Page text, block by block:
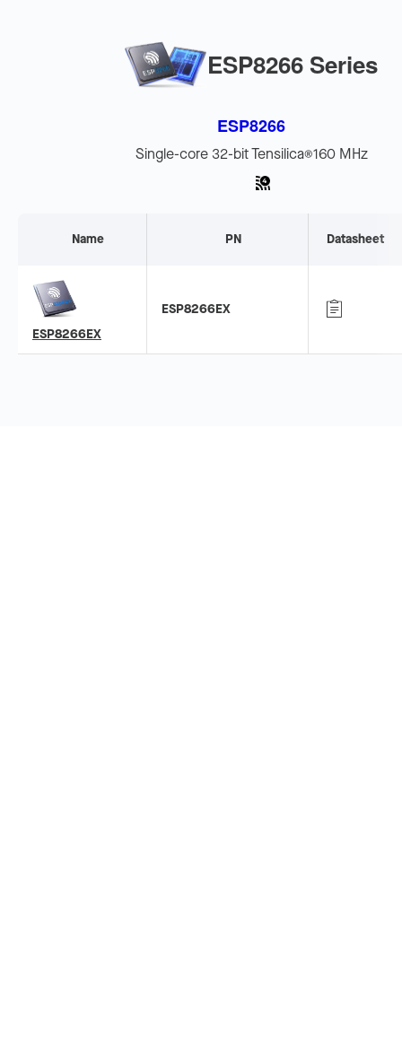
ESP8266 Series
ESP8266
Single-core 32-bit Tensilica®160 MHz
Name PN Datasheet
ESP8266EX
ESP8266EX